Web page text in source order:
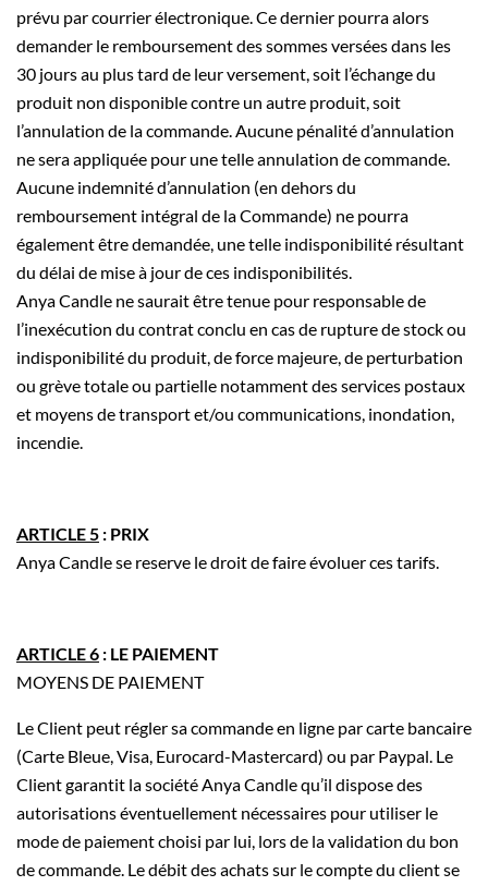
prévu par courrier électronique. Ce dernier pourra alors
demander le remboursement des sommes versées dans les
30 jours au plus tard de leur versement, soit l’échange du
produit non disponible contre un autre produit, soit
l’annulation de la commande. Aucune pénalité d’annulation
ne sera appliquée pour une telle annulation de commande.
Aucune indemnité d’annulation (en dehors du
remboursement intégral de la Commande) ne pourra
également être demandée, une telle indisponibilité résultant
du délai de mise à jour de ces indisponibilités.
Anya Candle ne saurait être tenue pour responsable de
l’inexécution du contrat conclu en cas de rupture de stock ou
indisponibilité du produit, de force majeure, de perturbation
ou grève totale ou partielle notamment des services postaux
et moyens de transport et/ou communications, inondation,
incendie.
ARTICLE 5 : PRIX
Anya Candle se reserve le droit de faire évoluer ces tarifs.
ARTICLE 6 : LE PAIEMENT
MOYENS DE PAIEMENT
Le Client peut régler sa commande en ligne par carte bancaire
(Carte Bleue, Visa, Eurocard-Mastercard) ou par Paypal. Le
Client garantit la société Anya Candle qu’il dispose des
autorisations éventuellement nécessaires pour utiliser le
mode de paiement choisi par lui, lors de la validation du bon
de commande. Le débit des achats sur le compte du client se